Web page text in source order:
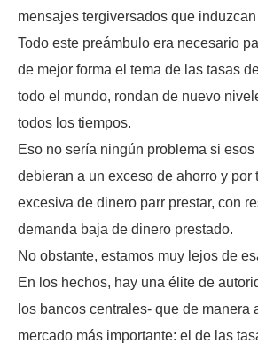
mensajes tergiversados que induzcan
Todo este preámbulo era necesario
de mejor forma el tema de las tasas
todo el mundo, rondan de nuevo
todos los tiempos.
Eso no sería ningún problema si
debieran a un exceso de ahorro y por
excesiva de dinero parr prestar, con
demanda baja de dinero prestado.
No obstante, estamos muy lejos de
En los hechos, hay una élite de
los bancos centrales- que de manera
mercado más importante: el de las